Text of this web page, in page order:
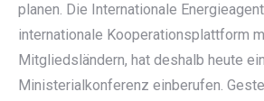
planen. Die Internationale
internationale Kooperationsplattform
Mitgliedsländern, hat deshalb heute
Ministerialkonferenz einberufen.